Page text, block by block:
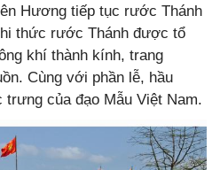
Hương tiếp tục rước Thánh
thức rước Thánh được tổ
khí thành kính, trang
Cùng với phần lễ, hầu
trưng của đạo Mẫu Việt Nam.